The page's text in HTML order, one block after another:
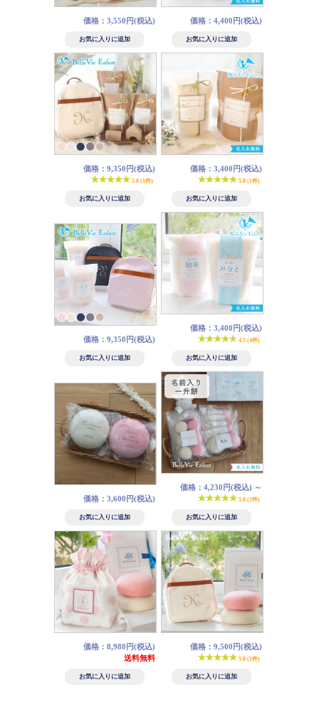
価格：3,550円(税込) 価格：4,400円(税込)
価格：9,350円(税込)
5.0 (1件)
価格：3,400円(税込)
5.0 (1件)
価格：9,350円(税込)
価格：3,400円(税込)
4.5 (4件)
価格：3,600円(税込)
価格：4,230円(税込) ～
5.0 (2件)
価格：8,980円(税込)
送料無料
価格：9,500円(税込)
5.0 (1件)